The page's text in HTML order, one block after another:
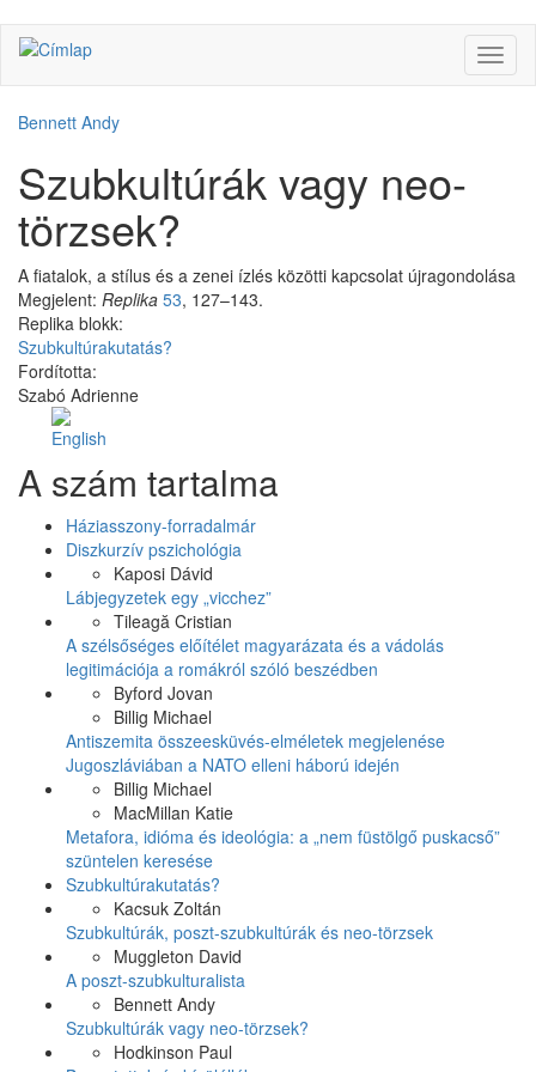
Ugrás
tartalomra
Bennett Andy
Szubkultúrák vagy neo-
törzsek?
A fiatalok, a stílus és a zenei ízlés közötti kapcsolat újragondolása
Megjelent: Replika 53, 127–143.
Replika blokk:
Szubkultúrakutatás?
Fordította:
Szabó Adrienne
Likeon
A szám tartalma
Háziasszony-forradalmár
Diszkurzív pszichológia
Kaposi Dávid
Lábjegyzetek egy „vicchez”
Tileagă Cristian
A szélsőséges előítélet magyarázata és a vádolás
legitimációja a romákról szóló beszédben
Byford Jovan
Billig Michael
Antiszemita összeesküvés-elméletek megjelenése
Jugoszláviában a NATO elleni háború idején
Billig Michael
MacMillan Katie
Metafora, idióma és ideológia: a „nem füstölgő puskacső”
szüntelen keresése
Szubkultúrakutatás?
Kacsuk Zoltán
Szubkultúrák, poszt-szubkultúrák és neo-törzsek
Muggleton David
A poszt-szubkulturalista
Bennett Andy
Szubkultúrák vagy neo-törzsek?
Hodkinson Paul